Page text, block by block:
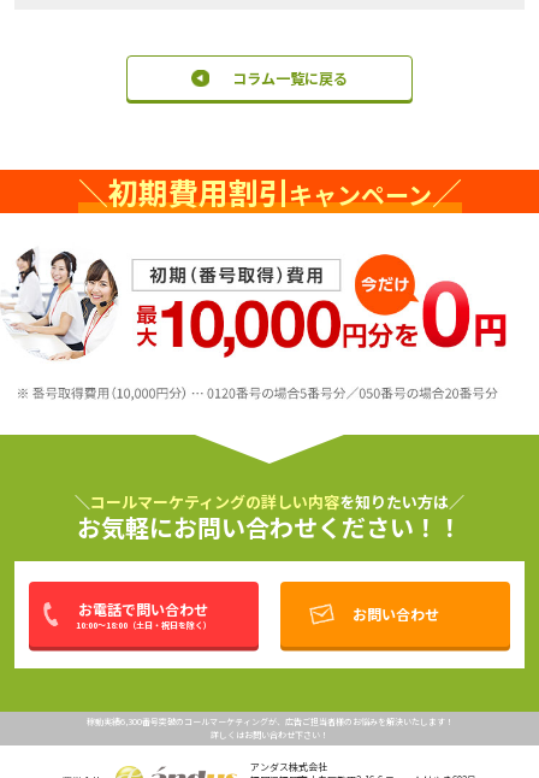
コラム一覧に戻る
＼初期費用割引キャンペーン／
＼コールマーケティングの詳しい内容を知りたい方は／
お気軽にお問い合わせください！！
お電話で問い合わせ
10:00～18:00（土日・祝日を除く）
お問い合わせ
稼動実績6,300番号突破のコールマーケティングが、広告ご担当者様のお悩みを解決いたします！
詳しくはお問い合わせ下さい！
アンダス株式会社